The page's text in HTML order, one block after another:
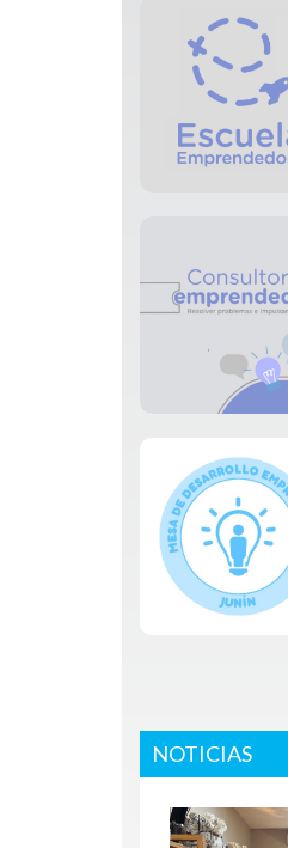
NOTICIAS